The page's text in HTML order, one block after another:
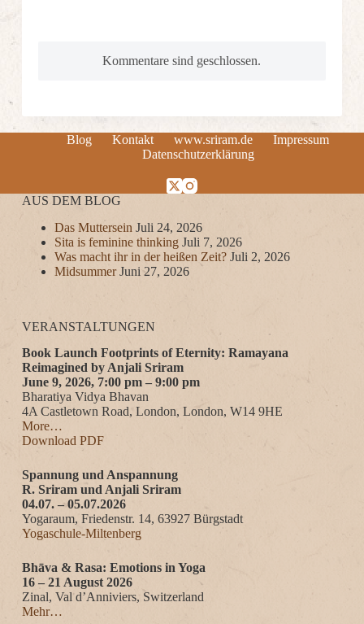
Kommentare sind geschlossen.
Blog Kontakt www.sriram.de
Impressum
Datenschutzerklärung
AUS DEM BLOG
Das Muttersein Juli 24, 2026
Sita is feminine thinking Juli 7, 2026
Was macht ihr in der heißen Zeit? Juli 2, 2026
Midsummer Juni 27, 2026
VERANSTALTUNGEN
Book Launch Footprints of Eternity: Ramayana
Reimagined by Anjali Sriram
June 9, 2026, 7:00 pm – 9:00 pm
Bharatiya Vidya Bhavan
4A Castletown Road, London, London, W14 9HE
More…
Download PDF
Spannung und Anspannung
R. Sriram und Anjali Sriram
04.07. – 05.07.2026
Yogaraum, Friedenstr. 14, 63927 Bürgstadt
Yogaschule-Miltenberg
Bhāva & Rasa: Emotions in Yoga
16 – 21 August 2026
Zinal, Val d’Anniviers, Switzerland
Mehr…